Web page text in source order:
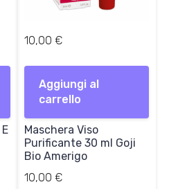
10,00 €
Aggiungi al
carrello
Maschera Viso
Purificante 30 ml Goji
Bio Amerigo
10,00 €